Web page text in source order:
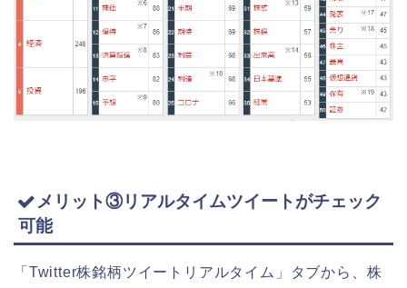
メリット③リアルタイムツイートがチェック
可能
「Twitter株銘柄ツイートリアルタイム」タブから、株